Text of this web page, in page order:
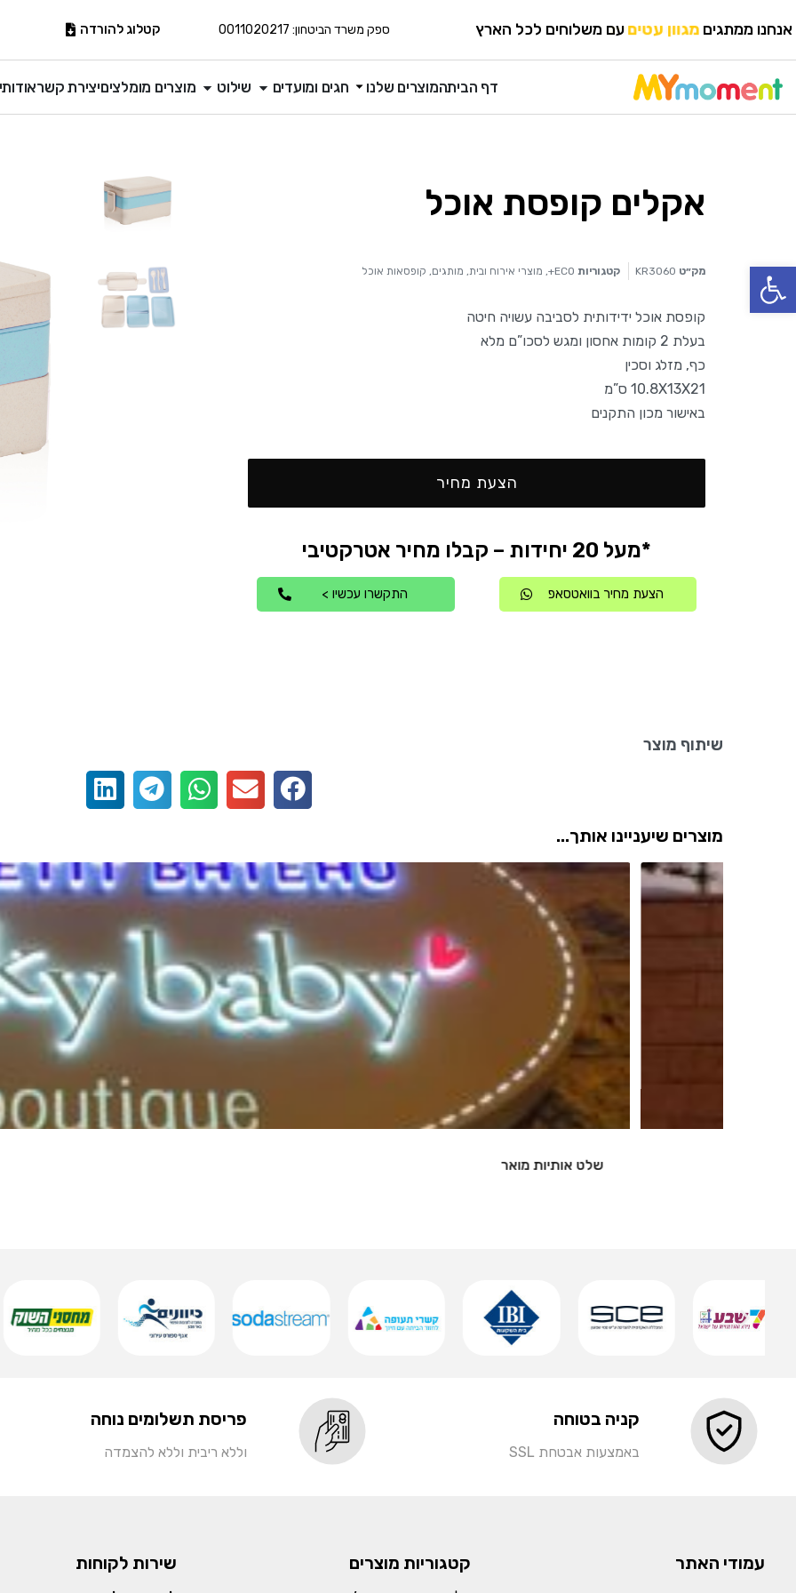
פתח סרגל נגישות
אנחנו ממתגים מגוון עטיםעם משלוחים לכל הארץ ספק משרד הביטחון: 0011020217 קטלוג להורדה
דף הביתהמוצרים שלנו חגים ומועדים שילוט מוצרים מומלציםיצירת קשר
אקלים קופסת אוכל
מק״ט KR3060 קטגוריות ECO+
, מוצרי אירוח ובית, מותגים, קופסאות אוכל
קופסת אוכל ידידותית לסביבה עשויה חיטה
בעלת 2 קומות אחסון ומגש לסכו”ם מלא
כף, מזלג וסכין
10.8X13X21 ס”מ
באישור מכון התקנים
הצעת מחיר
*מעל 20 יחידות – קבלו מחיר אטרקטיבי
הצעת מחיר בוואטסאפ התקשרו עכשיו >
שיתוף מוצר
מוצרים שיעניינו אותך...
שלט אותיות מואר
קניה בטוחה
באמצעות אבטחת SSL
פריסת תשלומים נוחה
וללא ריבית וללא להצמדה
עמודי האתר קטגוריות מוצרים שירות לקוחות